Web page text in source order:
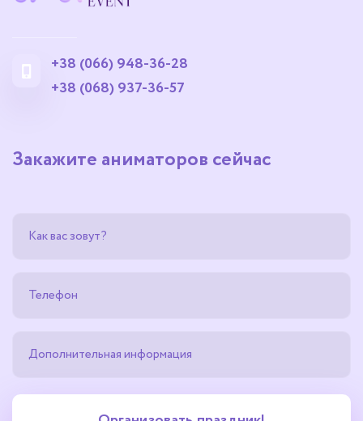
Закажите аниматоров сейчас
+38 (066) 948-36-28
+38 (068) 937-36-57